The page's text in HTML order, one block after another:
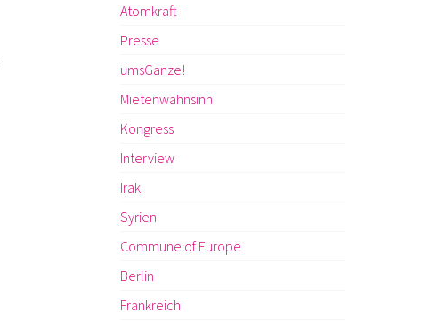
Atomkraft
Presse
umsGanze!
Mietenwahnsinn
Kongress
Interview
Irak
Syrien
Commune of Europe
Berlin
Frankreich